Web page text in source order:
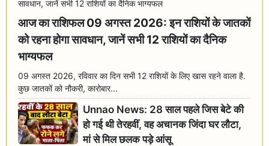
आज का राशिफल 09 अगस्त 2026: इन राशियों के जातकों
को रहना होगा सावधान, जानें सभी 12 राशियों का दैनिक
भाग्यफल
09 अगस्त 2026, रविवार का दिन सभी 12 राशियों के लिए खास रहने वाला है.
कुछ जातकों को नौकरी, कारोबार...
Unnao News: 28 साल पहले जिस बेटे की
हो गई थी तेरहवीं, वह अचानक जिंदा घर लौटा,
मां से मिल छलक पड़े आंसू